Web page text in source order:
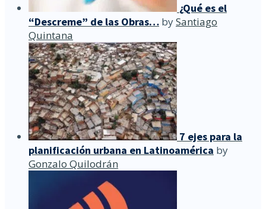
¿Qué es el
“Descreme” de las Obras… bySantiago
Quintana
7 ejes para la
planificación urbana en Latinoamérica by
Gonzalo Quilodrán